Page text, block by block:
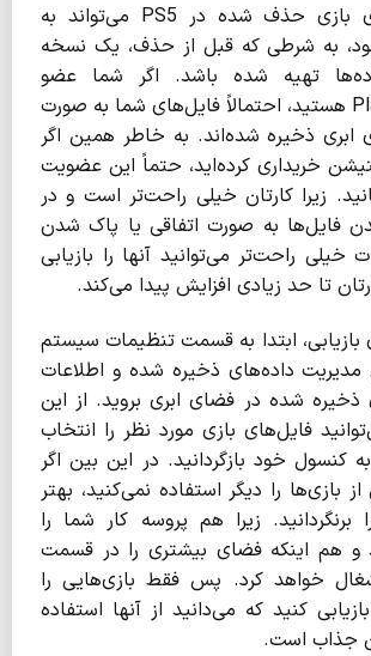
بازیابی فایل‌های بازی حذف شده در PS5 می‌تواند به
به شرطی که قبل از حذف، یک نسخه
تهیه شده باشد. اگر شما عضو
PlayStation Plus هستید، احتمالاً فایل‌های شما به صورت
ابری ذخیره شده‌اند. به خاطر همین اگر
خریداری کرده‌اید، حتماً این عضویت
زیرا کارتان خیلی راحت‌تر است و در
به صورت اتفاقی یا پاک شدن
راحت‌تر می‌توانید آنها را بازیابی
تا حد زیادی افزایش پیدا می‌کند.
بازیابی، ابتدا به قسمت تنظیمات سیستم
داده‌های ذخیره ‌شده و اطلاعات
ذخیره ‌شده در فضای ابری بروید. از این
فایل‌های بازی مورد نظر را انتخاب
کنسول خود بازگردانید. در این بین اگر
بازی‌ها را دیگر استفاده نمی‌کنید، بهتر
زیرا هم پروسه کار شما را
و هم اینکه فضای بیشتری را در قسمت
خواهد کرد. پس فقط بازی‌هایی را
کنید که می‌دانید از آنها استفاده
جذاب است.